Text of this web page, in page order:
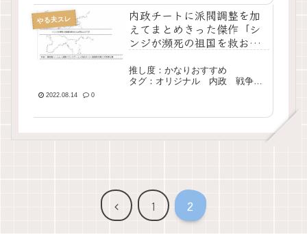
やる夫スレ
内政チートに派閥調整を加
えてまとめきった傑作「シ
ンジが瀕死の祖国を救おう
推し度：かなりおすすめ
タグ：オリジナル 内政 戦争
2022.08.14 0
前
1 2